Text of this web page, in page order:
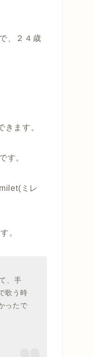
、２４歳
きます。
す。
ミレ
。
、手
歌う時
ったで